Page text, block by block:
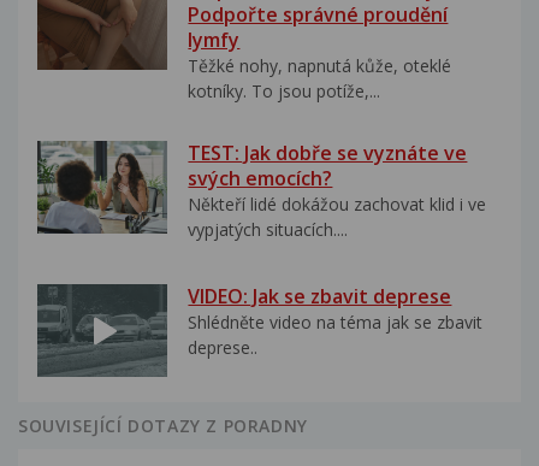
Podpořte správné proudění
lymfy
Těžké nohy, napnutá kůže, oteklé
kotníky. To jsou potíže,...
TEST: Jak dobře se vyznáte ve
svých emocích?
Někteří lidé dokážou zachovat klid i ve
vypjatých situacích....
VIDEO: Jak se zbavit deprese
Shlédněte video na téma jak se zbavit
deprese..
SOUVISEJÍCÍ DOTAZY Z PORADNY